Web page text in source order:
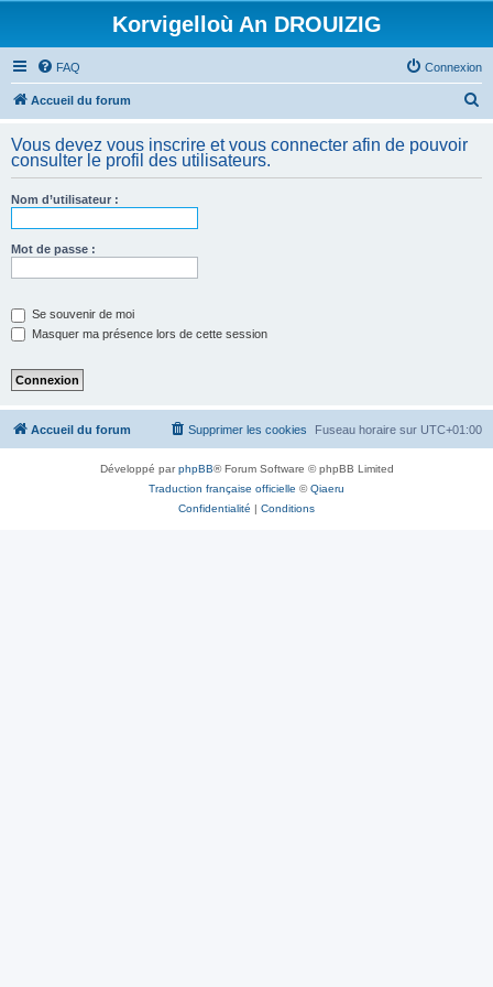
Korvigelloù An DROUIZIG
FAQ Connexion
Accueil du forum
h
Vous devez vous inscrire et vous connecter afin de pouvoir
consulter le profil des utilisateurs.
Nom d’utilisateur :
Mot de passe :
Se souvenir de moi
Masquer ma présence lors de cette session
Accueil du forum Fuseau horaire sur UTC+01:00
Supprimer les cookies
Développé parphpBB® Forum Software © phpBB Limited
Traduction française officielle ©Qiaeru
Confidentialité | Conditions